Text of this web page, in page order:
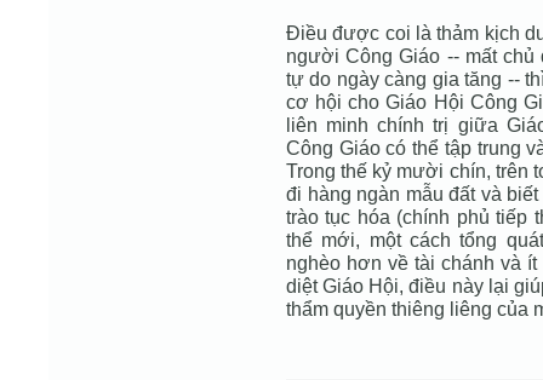
Ðiều được coi là thảm kịch
người Công Giáo -- mất
tự do ngày càng gia tăng --
cơ hội cho Giáo Hội Công
liên minh chính trị giữa
Công Giáo có thể tập trung
Trong thế kỷ mười chín, trên
đi hàng ngàn mẫu đất và
trào tục hóa (chính phủ tiếp
thể mới, một cách tổng
nghèo hơn về tài chánh và
diệt Giáo Hội, điều này lại
thẩm quyền thiêng liêng của